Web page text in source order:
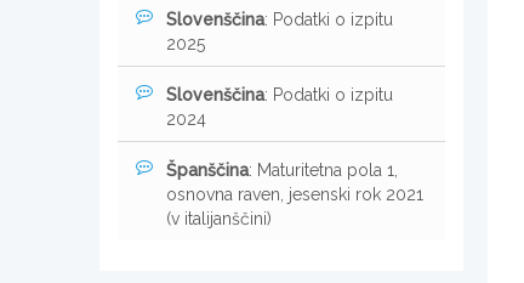
Slovenščina: Podatki o izpitu
2025
Slovenščina: Podatki o izpitu
2024
Španščina: Maturitetna pola 1,
osnovna raven, jesenski rok 2021
(v italijanščini)